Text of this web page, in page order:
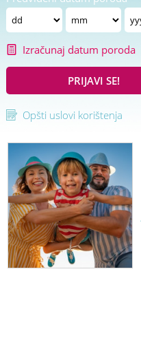
Izračunaj datum poroda
PRIJAVI SE!
Opšti uslovi korištenja